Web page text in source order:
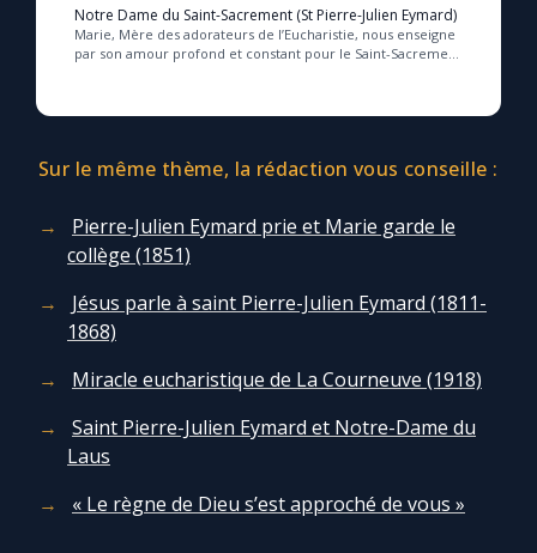
Notre Dame du Saint-Sacrement (St Pierre-Julien Eymard)
Marie, Mère des adorateurs de l’Eucharistie, nous enseigne
par son amour profond et constant pour le Saint-Sacrement
Sur le même thème, la rédaction vous conseille :
Pierre-Julien Eymard prie et Marie garde le
collège (1851)
Jésus parle à saint Pierre-Julien Eymard (1811-
1868)
Miracle eucharistique de La Courneuve (1918)
Saint Pierre-Julien Eymard et Notre-Dame du
Laus
« Le règne de Dieu s’est approché de vous »